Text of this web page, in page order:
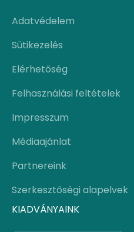
Adatvédelem
Sütikezelés
Elérhetőség
Felhasználási feltételek
Impresszum
Médiaajánlat
Partnereink
Szerkesztőségi alapelvek
KIADVÁNYAINK